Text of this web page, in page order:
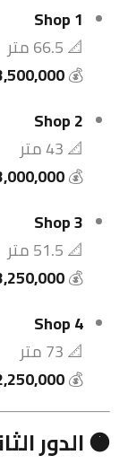
Shop 1
📐 66.5 متر
💰
3,500,000
Shop 2
📐 43 متر
💰
3,000,000
Shop 3
📐 51.5 متر
💰
3,250,000
Shop 4
📐 73 متر
💰
2,250,000
🟠 الدور